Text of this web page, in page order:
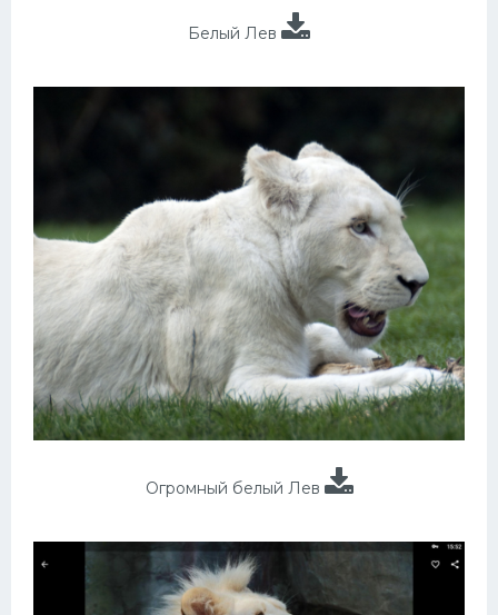
Белый Лев
Огромный белый Лев